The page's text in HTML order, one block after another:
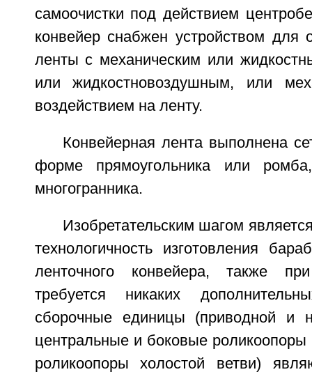
самоочистки под действием
конвейер снабжен устройством для
ленты с механическим или
или жидкостновоздушным, или
воздействием на ленту.
Конвейерная лента выполнена
форме прямоугольника или
многогранника.
Изобретательским шагом
технологичность изготовления
ленточного конвейера, также
требуется никаких
сборочные единицы (приводной и
центральные и боковые роликоопоры
роликоопоры холостой ветви)